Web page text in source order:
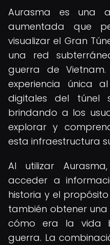
Aurasma es una
aumentada que
visualizar el Gran
una red
guerra de
experiencia única
digitales del túnel
brindando a los
explorar y
esta infraestructura
Al utilizar
acceder a
historia y el
también obtener
cómo era la vida
guerra. La